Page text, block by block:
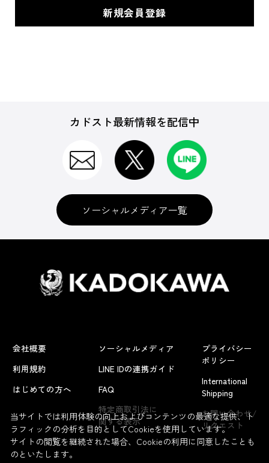
カドスト最新情報を配信中
ソーシャルメディア一覧
会社概要
利用規約
はじめての方へ
ソーシャルメディア
LINE IDの連携ガイド
FAQ
特定商取引法に
関する表示
プライバシー
ポリシー
International
Shipping
お問い合わせ/
リクエスト
当サイトでは利用体験の向上およびコンテンツの最適な提供、ト
ラフィックの分析を目的としてCookieを使用しています。
サイトの閲覧を継続された場合、Cookieの利用に同意したことも
のといたします。